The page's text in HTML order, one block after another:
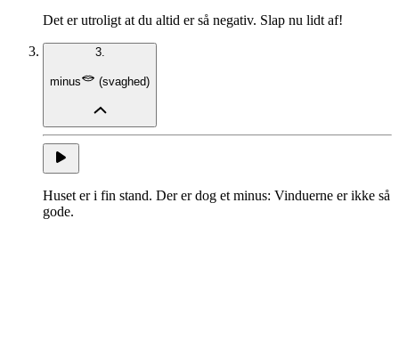
Det er utroligt at du altid er så negativ. Slap nu lidt af!
3.
minus (svaghed)
Huset er i fin stand. Der er dog et minus: Vinduerne er ikke så
gode.